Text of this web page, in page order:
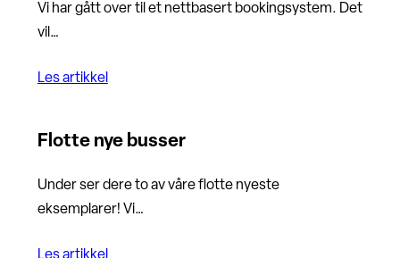
Vi har gått over til et nettbasert bookingsystem. Det
vil…
Les artikkel
Flotte nye busser
Under ser dere to av våre flotte nyeste
eksemplarer! Vi…